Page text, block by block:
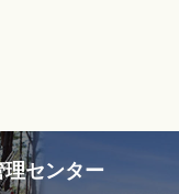
センター